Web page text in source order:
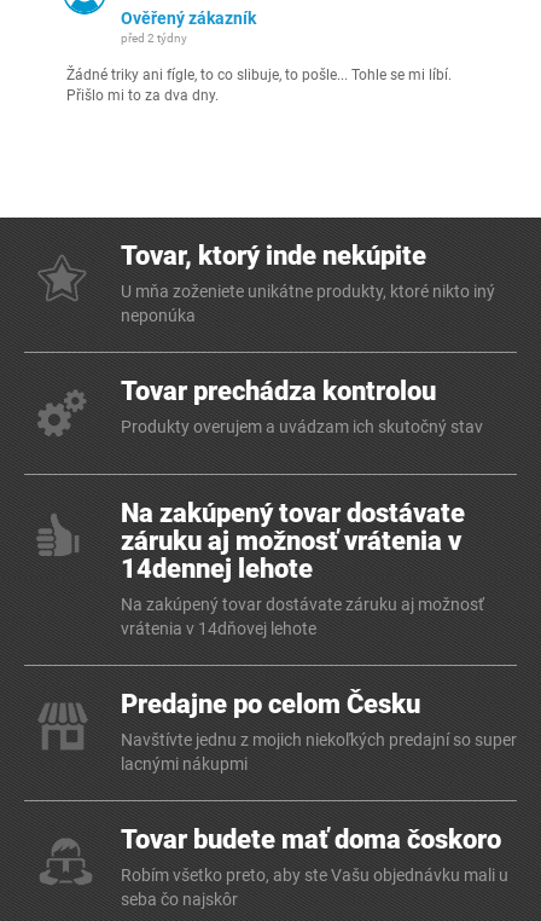
Ověřený zákazník
před 2 týdny
Žádné triky ani fígle, to co slibuje, to pošle... Tohle se mi líbí.
Přišlo mi to za dva dny.
Tovar, ktorý inde nekúpite
U mňa zoženiete unikátne produkty, ktoré nikto iný
neponúka
Tovar prechádza kontrolou
Produkty overujem a uvádzam ich skutočný stav
Na zakúpený tovar dostávate
záruku aj možnosť vrátenia v
14dennej lehote
Na zakúpený tovar dostávate záruku aj možnosť
vrátenia v 14dňovej lehote
Predajne po celom Česku
Navštívte jednu z mojich niekoľkých predajní so super
lacnými nákupmi
Tovar budete mať doma čoskoro
Robím všetko preto, aby ste Vašu objednávku mali u
seba čo najskôr